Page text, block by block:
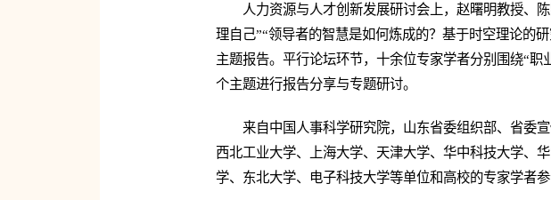
人力资源与人才创新发展研讨会上，赵曙明教授、
理自己”“领导者的智慧是如何炼成的？基于时空理论的
主题报告。平行论坛环节，十余位专家学者分别围绕“
个主题进行报告分享与专题研讨。
来自中国人事科学研究院，山东省委组织部、省委
西北工业大学、上海大学、天津大学、华中科技大学、
学、东北大学、电子科技大学等单位和高校的专家学者参